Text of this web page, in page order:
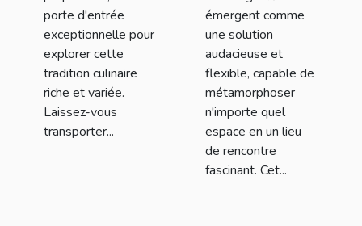
porte d'entrée
exceptionnelle pour
explorer cette
tradition culinaire
riche et variée.
Laissez-vous
transporter...
émergent comme
une solution
audacieuse et
flexible, capable de
métamorphoser
n'importe quel
espace en un lieu
de rencontre
fascinant. Cet...